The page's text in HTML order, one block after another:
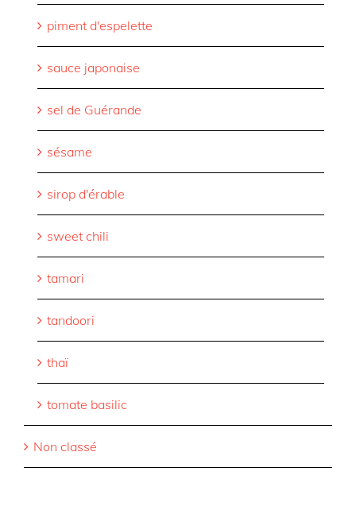
piment d'espelette
sauce japonaise
sel de Guérande
sésame
sirop d'érable
sweet chili
tamari
tandoori
thaï
tomate basilic
Non classé